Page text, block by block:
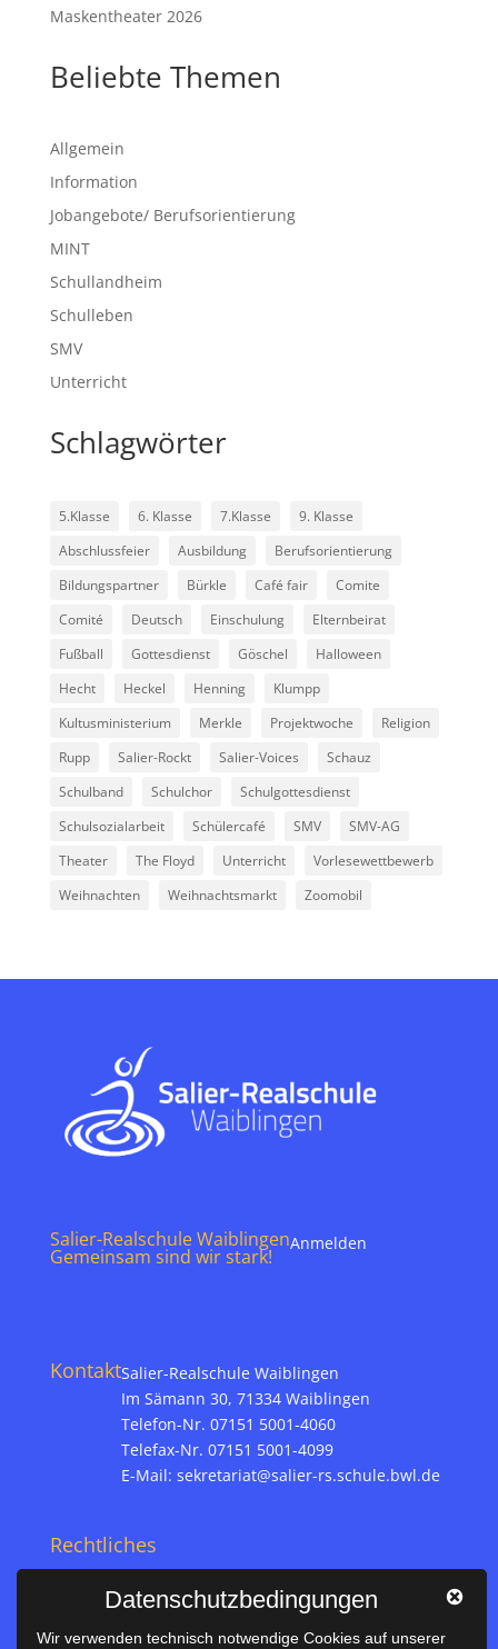
Maskentheater 2026
Beliebte Themen
Allgemein
Information
Jobangebote/ Berufsorientierung
MINT
Schullandheim
Schulleben
SMV
Unterricht
Schlagwörter
5.Klasse 6. Klasse 7.Klasse
9. Klasse
Abschlussfeier
Ausbildung
Berufsorientierung
Bildungspartner
Bürkle Café fair
Comite
Comité
Deutsch Einschulung
Elternbeirat
Fußball
Gottesdienst Göschel
Halloween
Hecht
Heckel Henning
Klumpp
Kultusministerium
Merkle Projektwoche
Religion
Rupp
Salier-Rockt Salier-Voices
Schauz
Schulband
Schulchor
Schulgottesdienst
Schulsozialarbeit
Schülercafé SMV
SMV-AG
Theater
The Floyd Unterricht
Vorlesewettbewerb
Weihnachten
Weihnachtsmarkt Zoomobil
Salier-Realschule Waiblingen
Gemeinsam sind wir stark!
Anmelden
KontaktSalier-Realschule Waiblingen
Im Sämann 30, 71334 Waiblingen
Telefon-Nr. 07151 5001-4060
Telefax-Nr. 07151 5001-4099
E-Mail: sekretariat@salier-rs.schule.bwl.de
Rechtliches
Datenschutz
Datenschutzbedingungen
Wir verwenden technisch notwendige Cookies auf unserer